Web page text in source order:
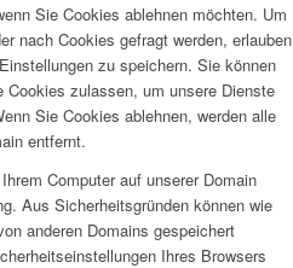
Sie Cookies ablehnen möchten. Um
nach Cookies gefragt werden, erlauben
zu speichern. Sie können
Cookies zulassen, um unsere Dienste
Sie Cookies ablehnen, werden alle
entfernt.
Computer auf unserer Domain
Aus Sicherheitsgründen können wie
anderen Domains gespeichert
Ihres Browsers